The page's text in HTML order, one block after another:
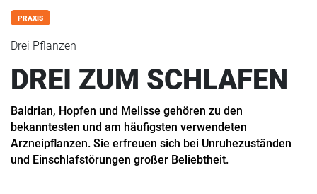
PRAXIS
Drei Pflanzen
DREI ZUM SCHLAFEN
Baldrian, Hopfen und Melisse gehören zu den
bekanntesten und am häufigsten verwendeten
Arzneipflanzen. Sie erfreuen sich bei Unruhezuständen
und Einschlafstörungen großer Beliebtheit.